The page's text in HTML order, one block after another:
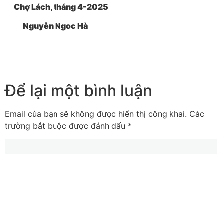
Chợ Lách, tháng 4-2025
Nguyễn Ngoc Hà
Để lại một bình luận
Email của bạn sẽ không được hiển thị công khai. Các
trường bắt buộc được đánh dấu *